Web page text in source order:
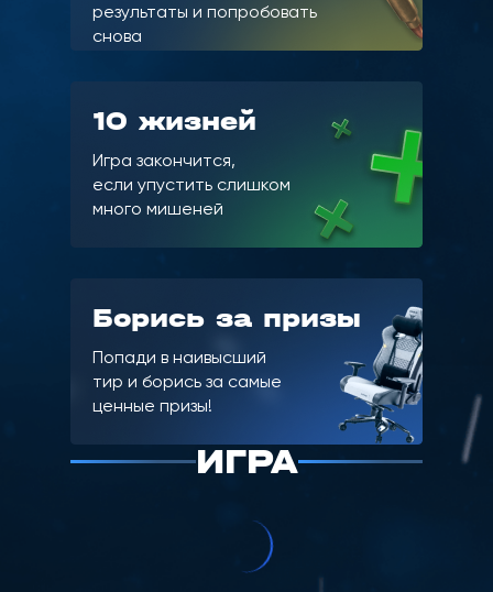
результаты и попробовать
снова
10 жизней
Игра закончится,
если упустить слишком
много мишеней
Борись за призы
Попади в наивысший
тир и борись за самые
ценные призы!
ИГРА